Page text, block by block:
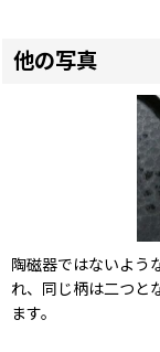
他の写真
陶磁器ではないよう
れ、同じ柄は二つと
ます。